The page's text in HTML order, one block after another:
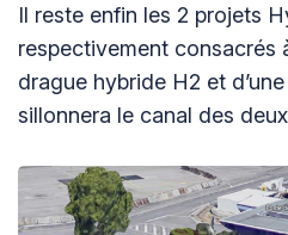
Il reste enfin les 2 projets
respectivement consacrés
drague hybride H2 et
sillonnera le canal des